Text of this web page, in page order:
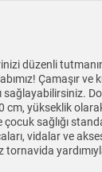
düzenli
Çamaşır ve
cm, yükseklik
sağlığı
vidalar ve